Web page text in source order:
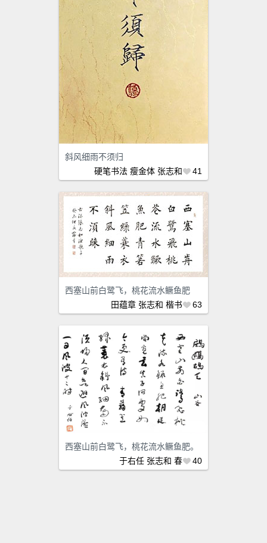
斜风细雨不须归
硬笔书法 瘦金体 张志和 41
西塞山前白鹭飞，桃花流水鳜鱼肥
田蕴章 张志和 楷书 63
西塞山前白鹭飞，桃花流水鳜鱼肥。
于右任 张志和 春 40